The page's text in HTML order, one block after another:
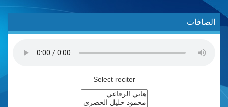
الصافات
Select reciter